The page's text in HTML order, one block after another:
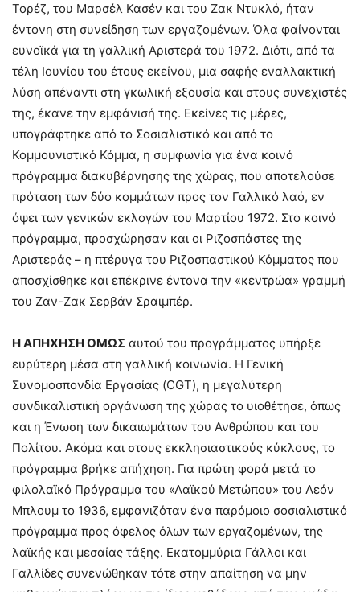
Τορέζ, του Μαρσέλ Κασέν και του Ζακ Ντυκλό, ήταν
έντονη στη συνείδηση των εργαζομένων. Όλα φαίνονται
ευνοϊκά για τη γαλλική Αριστερά του 1972. Διότι, από τα
τέλη Ιουνίου του έτους εκείνου, μια σαφής εναλλακτική
λύση απέναντι στη γκωλική εξουσία και στους συνεχιστές
της, έκανε την εμφάνισή της. Εκείνες τις μέρες,
υπογράφτηκε από το Σοσιαλιστικό και από το
Κομμουνιστικό Κόμμα, η συμφωνία για ένα κοινό
πρόγραμμα διακυβέρνησης της χώρας, που αποτελούσε
πρόταση των δύο κομμάτων προς τον Γαλλικό λαό, εν
όψει των γενικών εκλογών του Μαρτίου 1972. Στο κοινό
πρόγραμμα, προσχώρησαν και οι Ριζοσπάστες της
Αριστεράς – η πτέρυγα του Ριζοσπαστικού Κόμματος που
αποσχίσθηκε και επέκρινε έντονα την «κεντρώα» γραμμή
του Ζαν-Ζακ Σερβάν Σραιμπέρ.
Η ΑΠΗΧΗΣΗ ΟΜΩΣ αυτού του προγράμματος υπήρξε
ευρύτερη μέσα στη γαλλική κοινωνία. Η Γενική
Συνομοσπονδία Εργασίας (CGT), η μεγαλύτερη
συνδικαλιστική οργάνωση της χώρας το υιοθέτησε, όπως
και η Ένωση των δικαιωμάτων του Ανθρώπου και του
Πολίτου. Ακόμα και στους εκκλησιαστικούς κύκλους, το
πρόγραμμα βρήκε απήχηση. Για πρώτη φορά μετά το
φιλολαϊκό Πρόγραμμα του «Λαϊκού Μετώπου» του Λεόν
Μπλουμ το 1936, εμφανιζόταν ένα παρόμοιο σοσιαλιστικό
πρόγραμμα προς όφελος όλων των εργαζομένων, της
λαϊκής και μεσαίας τάξης. Εκατομμύρια Γάλλοι και
Γαλλίδες συνενώθηκαν τότε στην απαίτηση να μην